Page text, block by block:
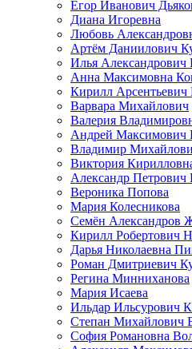
Егор Иванович
Диана Игоревна
Любовь
Артём Даниилович
Илья Александрович
Анна Максимовна
Кирилл Арсентьевич
Варвара Михайлович
Валерия
Андрей Максимович
Владимир
Виктория
Александр Петрович
Вероника Попова
Мария Колесникова
Семён Александров
Кирилл Робертович
Дарья Николаевна
Роман Дмитриевич
Регина Минниханова
Мария Исаева
Ильдар Ильсурович
Степан Михайлович
София Романовна